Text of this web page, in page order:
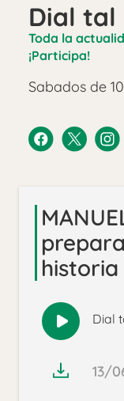
Dial tal
Toda la
¡Participa!
Sabados de
historia
audio
Dial
13/